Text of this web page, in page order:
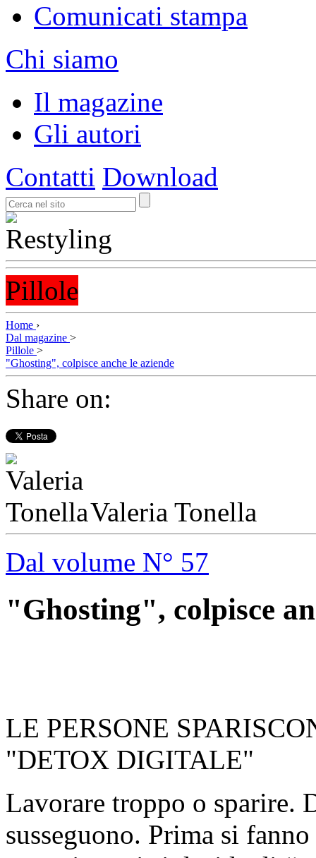
Comunicati stampa
Chi siamo
Il magazine
Gli autori
Contatti Download
Pillole
Home ›
Dal magazine >
Pillole >
"Ghosting", colpisce anche le aziende
Share on:
Valeria Tonella
Dal volume N° 57
"Ghosting", colpisce
LE PERSONE
"DETOX DIGITALE"
Lavorare troppo o sparire.
susseguono. Prima si